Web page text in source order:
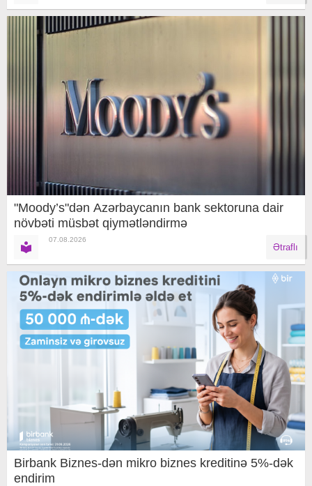
"Moody’s"dən Azərbaycanın bank sektoruna dair
növbəti müsbət qiymətləndirmə
07.08.2026
Ətraflı
Birbank Biznes-dən mikro biznes kreditinə 5%-dək
endirim